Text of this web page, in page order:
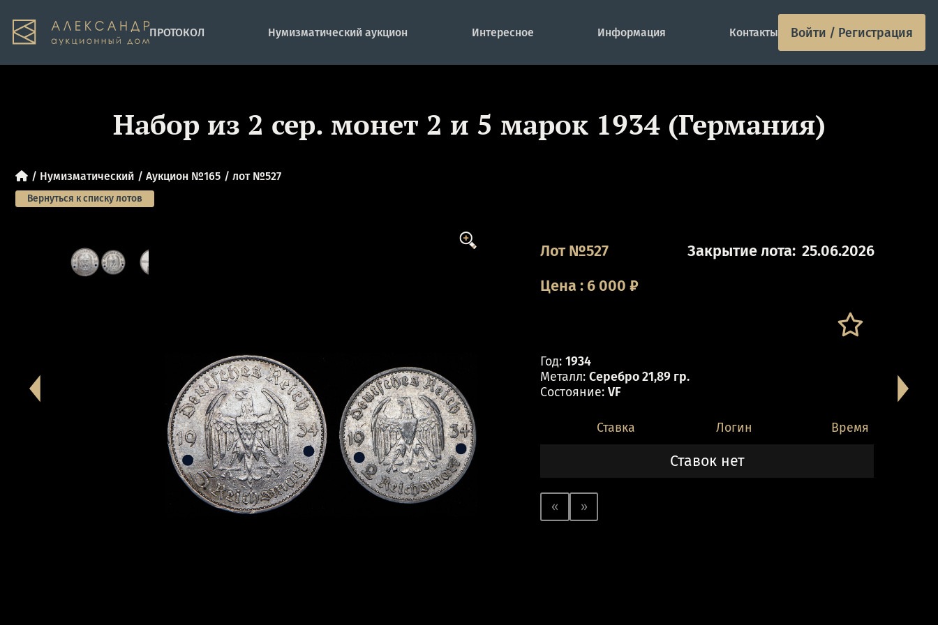
ПРОТОКОЛ Нумизматический аукцион Интересное Информация Контакты Войти / Регистрация
Набор из 2 сер. монет 2 и 5 марок 1934 (Германия)
Нумизматический Аукцион №165 лот №527
Вернуться к списку лотов
Лот №527 Закрытие лота: 25.06.2026
Цена: 6 000 ₽
Год: 1934
Металл: Серебро 21,89 гр.
Состояние: VF
Ставка Логин Время
Ставок нет
« »